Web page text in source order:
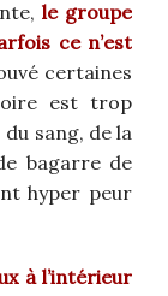
le groupe
ce n’est
certaines
est trop
sang, de la
bagarre de
hyper peur
à l’intérieur